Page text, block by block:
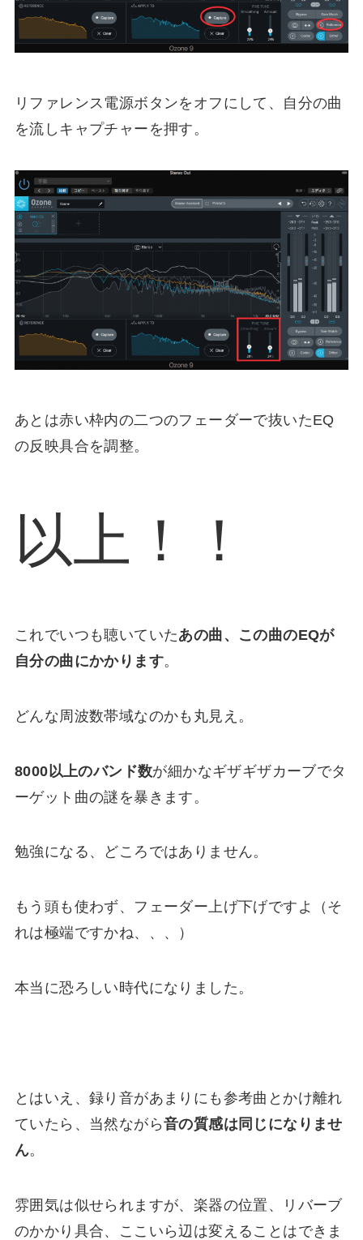
リファレンス電源ボタンをオフにして、自分の曲
を流しキャプチャーを押す。
あとは赤い枠内の二つのフェーダーで抜いたEQ
の反映具合を調整。
以上！！
これでいつも聴いていたあの曲、この曲のEQが
自分の曲にかかります。
どんな周波数帯域なのかも丸見え。
8000以上のバンド数が細かなギザギザカーブでタ
ーゲット曲の謎を暴きます。
勉強になる、どころではありません。
もう頭も使わず、フェーダー上げ下げですよ（そ
れは極端ですかね、、、）
本当に恐ろしい時代になりました。
とはいえ、録り音があまりにも参考曲とかけ離れ
ていたら、当然ながら音の質感は同じになりませ
ん。
雰囲気は似せられますが、楽器の位置、リバーブ
のかかり具合、ここいら辺は変えることはできま